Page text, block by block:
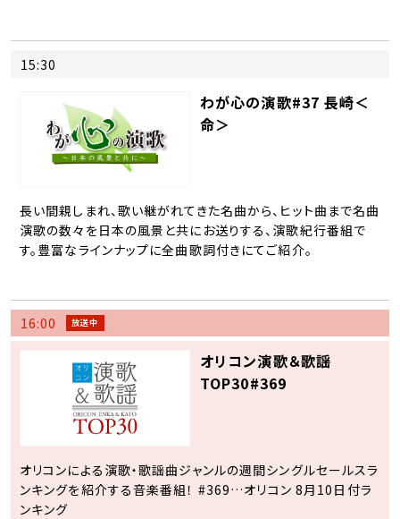
15:30
わが心の演歌#37 長崎＜
命＞
長い間親しまれ、歌い継がれてきた名曲から、ヒット曲まで名曲
演歌の数々を日本の風景と共にお送りする、演歌紀行番組で
す。豊富なラインナップに全曲歌詞付きにてご紹介。
16:00 放送中
オリコン演歌＆歌謡
TOP30#369
オリコンによる演歌・歌謡曲ジャンルの週間シングルセールスラ
ンキングを紹介する音楽番組！ #369…オリコン 8月10日付ラ
ンキング